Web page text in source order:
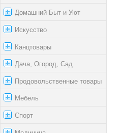
Домашний Быт и Уют
Искусство
Канцтовары
Дача, Огород, Сад
Продовольственные товары
Мебель
Спорт